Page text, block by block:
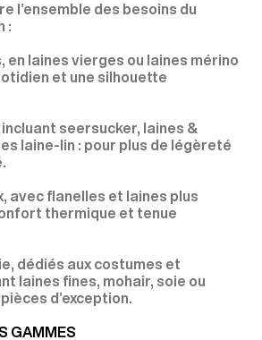
l’ensemble des besoins du
:
en laines vierges ou laines mérino
et une silhouette
seersucker, laines &
laine-lin : pour plus de légèreté
avec flanelles et laines plus
thermique et tenue
dédiés aux costumes et
laines fines, mohair, soie ou
d’exception.
GAMMES